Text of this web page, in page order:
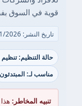
قوية في السوق
تاريخ النشر: 03/31/2026
حالة التنظيم: تنظيم
مناسب لـ: المبتدئون
تنبيه المخاطر: